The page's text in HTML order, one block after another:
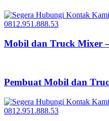
Mobil dan Truck Mixer
Pembuat Mobil dan